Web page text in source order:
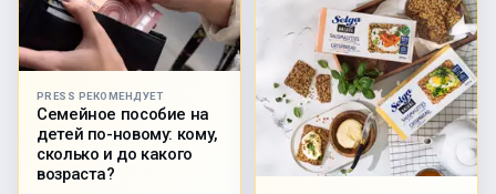
PRESS РЕКОМЕНДУЕТ
Семейное пособие на
детей по-новому: кому,
сколько и до какого
возраста?